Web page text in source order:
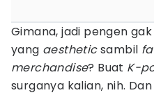
Gimana, jadi pengen
yang aestheticsambil
merchandise? Buat K-
surganya kalian, nih.